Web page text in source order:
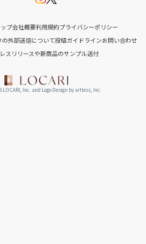
プ会社概要利用規約プライバシーポリシー
外部送信について投稿ガイドラインお問い合わせ
スリリースや新商品のサンプル送付
Inc. and Logo Design by artless, Inc.